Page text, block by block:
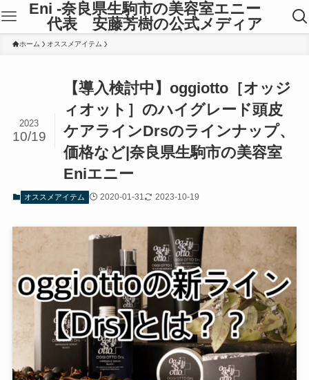
Eni -奈良県生駒市の美容室エニー
代表 安藤芳樹の公式メディア
ホーム オススメアイテム
【導入検討中】oggiotto［オッジ
ィオット］のハイグレード頭皮
ケアラインDrsのラインナップ、
価格など|奈良県生駒市の美容室
Eniエニー
2023
10/19
オススメアイテム 2020-01-31 2023-10-19